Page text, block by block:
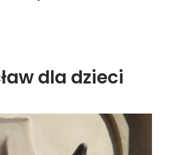
dla dzieci